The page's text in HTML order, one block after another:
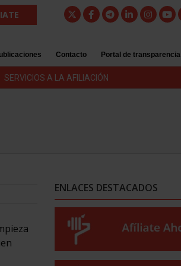
Contacto Portal de transparencia
SERVICIOS A LA AFILIACIÓN
ENLACES DESTACADOS